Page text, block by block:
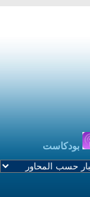
بودكاست